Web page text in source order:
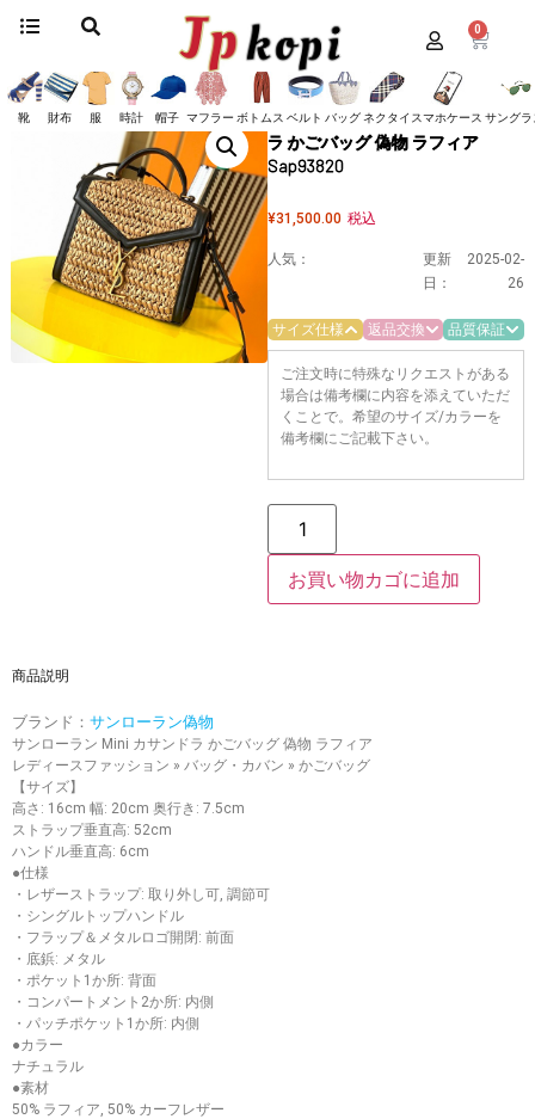
0
靴 財布 服 時計 帽子 マフラー ボトムス ベルト バッグネクタイ スマホケース サング
ホーム バッグ サンローラン /ショルダーバッグ/ 高品質 サンローラン Mini
カサンドラ かごバッグ 偽物 ラフィア Sap93820
高品質 サンローラン Mini カサンド
ラ かごバッグ 偽物 ラフィア
Sap93820
¥31,500.00 税込
人気：
更新
日：
2025-02-
26
サイズ仕様 返品交換 品質保証
ご注文時に特殊なリクエストがある
場合は備考欄に内容を添えていただ
くことで。希望のサイズ/カラーを
備考欄にご記載下さい。
お買い物カゴに追加
商品説明
ブランド： サンローラン偽物
サンローラン Mini カサンドラ かごバッグ 偽物 ラフィア
レディースファッション » バッグ・カバン » かごバッグ
【サイズ】
高さ: 16cm 幅: 20cm 奥行き: 7.5cm
ストラップ垂直高: 52cm
ハンドル垂直高: 6cm
●仕様
・レザーストラップ: 取り外し可, 調節可
・シングルトップハンドル
・フラップ＆メタルロゴ開閉: 前面
・底鋲: メタル
・ポケット1か所: 背面
・コンパートメント2か所: 内側
・パッチポケット1か所: 内側
●カラー
ナチュラル
●素材
50% ラフィア, 50% カーフレザー